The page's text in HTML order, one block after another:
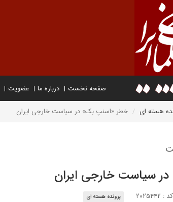
صفحه نخست درباره ما عضویت
هسته ای خطر «اسنپ بک» در سیاست خارجی ایران
سیاست خارجی ایران
کد : ۲۰۲۵۴۴۲
پرونده هسته ای